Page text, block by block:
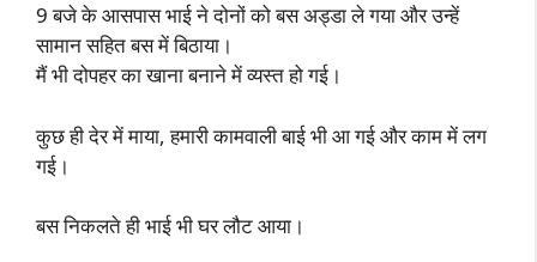
9 बजे के आसपास भाई ने दोनों को बस अड्डा ले गया और उन्हें
सामान सहित बस में बिठाया।
मैं भी दोपहर का खाना बनाने में व्यस्त हो गई।
कुछ ही देर में माया, हमारी कामवाली बाई भी आ गई और काम में लग
गई।
बस निकलते ही भाई भी घर लौट आया।